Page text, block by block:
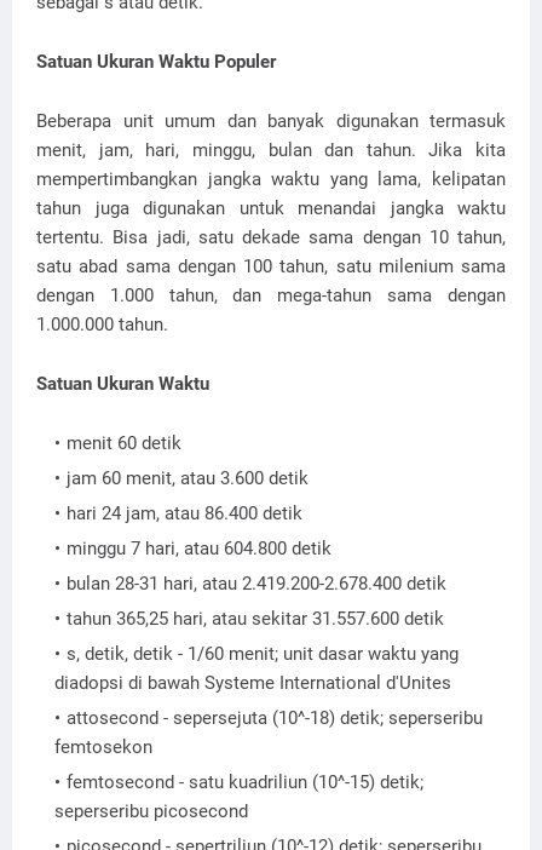
Satuan Ukuran Waktu Populer
Beberapa unit umum dan banyak digunakan termasuk
menit, jam, hari, minggu, bulan dan tahun. Jika kita
mempertimbangkan jangka waktu yang lama, kelipatan
tahun juga digunakan untuk menandai jangka waktu
tertentu. Bisa jadi, satu dekade sama dengan 10 tahun,
satu abad sama dengan 100 tahun, satu milenium sama
dengan 1.000 tahun, dan mega-tahun sama dengan
1.000.000 tahun.
Satuan Ukuran Waktu
menit 60 detik
jam 60 menit, atau 3.600 detik
hari 24 jam, atau 86.400 detik
minggu 7 hari, atau 604.800 detik
bulan 28-31 hari, atau 2.419.200-2.678.400 detik
tahun 365,25 hari, atau sekitar 31.557.600 detik
s, detik, detik - 1/60 menit; unit dasar waktu yang
diadopsi di bawah Systeme International d'Unites
attosecond - sepersejuta (10^-18) detik; seperseribu
femtosekon
femtosecond - satu kuadriliun (10^-15) detik;
seperseribu picosecond